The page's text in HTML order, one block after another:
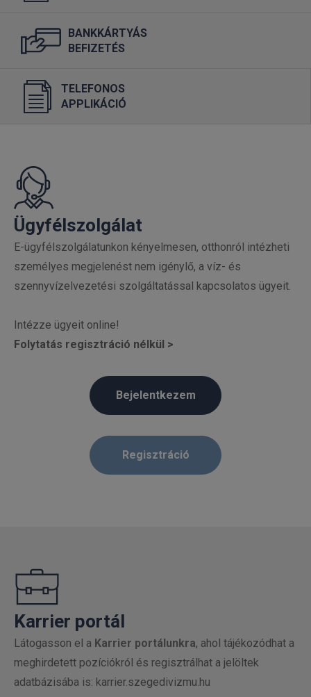
BANKKÁRTYÁS
BEFIZETÉS
TELEFONOS
APPLIKÁCIÓ
Ügyfélszolgálat
E-ügyfélszolgálatunkon kényelmesen, otthonról intézheti
személyes megjelenést nem igénylő, a víz- és
szennyvízelvezetési szolgáltatással kapcsolatos ügyeit.
Intézze ügyeit online!
Folytatás regisztráció nélkül
Bejelentkezem
Regisztráció
Karrier portál
Látogasson el a Karrier portálunkra, ahol tájékozódhat a
meghirdetett pozíciókról és regisztrálhat a jelöltek
adatbázisába is: karrier.szegedivizmu.hu